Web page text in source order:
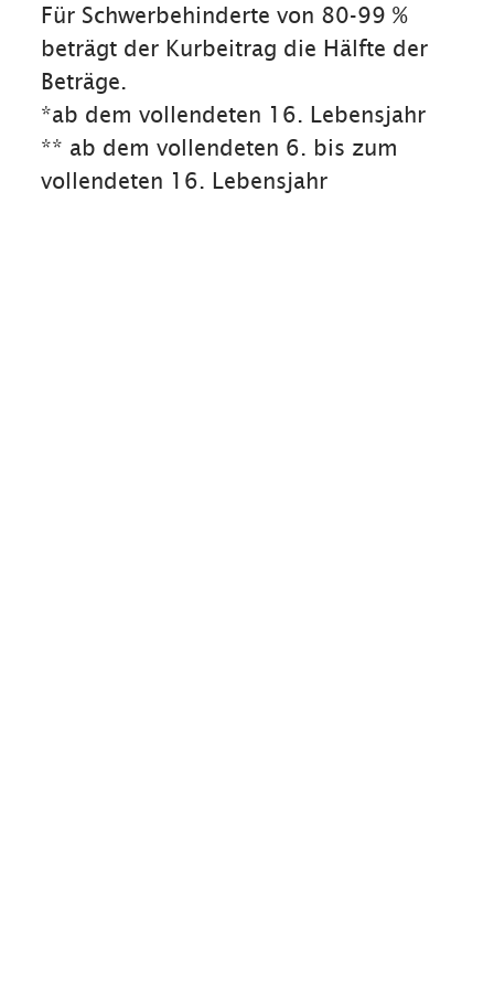
Für Schwerbehinderte von 80-99 %
beträgt der Kurbeitrag die Hälfte der
Beträge.
*ab dem vollendeten 16. Lebensjahr
** ab dem vollendeten 6. bis zum
vollendeten 16. Lebensjahr